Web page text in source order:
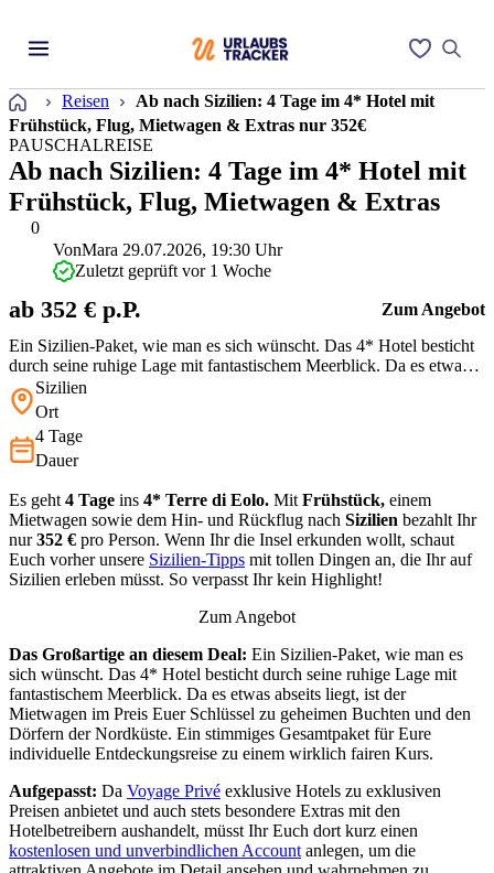
Startseite
Reisen
Ab nach Sizilien: 4 Tage im 4* Hotel mit
Frühstück, Flug, Mietwagen & Extras nur 352€
0
PAUSCHALREISE
Ab nach Sizilien: 4 Tage im 4* Hotel mit
Frühstück, Flug, Mietwagen & Extras
Ein Sizilien-Paket, wie man es sich wünscht. Das 4* Hotel besticht
durch seine ruhige Lage mit fantastischem Meerblick. Da es etwas
abseits liegt, ist der Mietwagen im Preis Euer Schlüssel zu geheimen
Buchten und den Dörfern der Nordküste. Ein stimmiges
wirklich fa…
VonMara 29.07.2026, 19:30 Uhr
Zuletzt geprüft vor 1 Woche
ab 352 € p.P. Zum Angebot
Sizilien
Ort
4 Tage
Dauer
Es geht 4 Tage ins 4* Terre di Eolo. Mit Frühstück, einem
Mietwagen sowie dem Hin- und Rückflug nach Sizilien bezahlt Ihr
nur352 € pro Person. Wenn Ihr die Insel erkunden wollt, schaut
Euch vorher unsere Sizilien-Tipps mit tollen Dingen an, die Ihr auf
Sizilien erleben müsst. So verpasst Ihr kein Highlight!
Zum Angebot
Das Großartige an diesem Deal: Ein Sizilien-Paket, wie man es
sich wünscht. Das 4* Hotel besticht durch seine ruhige Lage mit
fantastischem Meerblick. Da es etwas abseits liegt, ist der
Mietwagen im Preis Euer Schlüssel zu geheimen Buchten und den
Dörfern der Nordküste. Ein stimmiges Gesamtpaket für Eure
individuelle Entdeckungsreise zu einem wirklich fairen Kurs.
Aufgepasst: Da Voyage Privé exklusive Hotels zu exklusiven
Preisen anbietet und auch stets besondere Extras mit den
Hotelbetreibern aushandelt, müsst Ihr Euch dort kurz einen
kostenlosen und unverbindlichen Account anlegen, um die